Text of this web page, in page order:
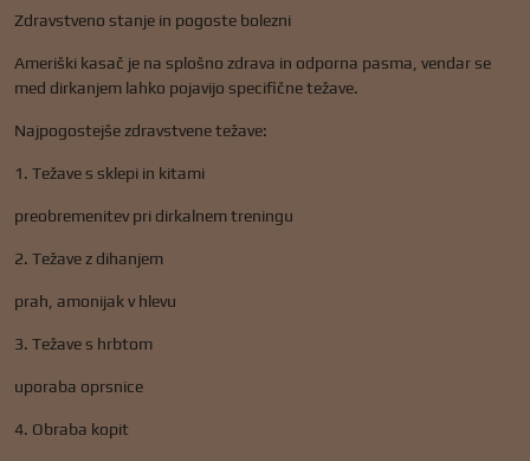
Zdravstveno stanje in pogoste bolezni
Ameriški kasač je na splošno zdrava in odporna pasma, vendar se
med dirkanjem lahko pojavijo specifične težave.
Najpogostejše zdravstvene težave:
1. Težave s sklepi in kitami
preobremenitev pri dirkalnem treningu
2. Težave z dihanjem
prah, amonijak v hlevu
3. Težave s hrbtom
uporaba oprsnice
4. Obraba kopit